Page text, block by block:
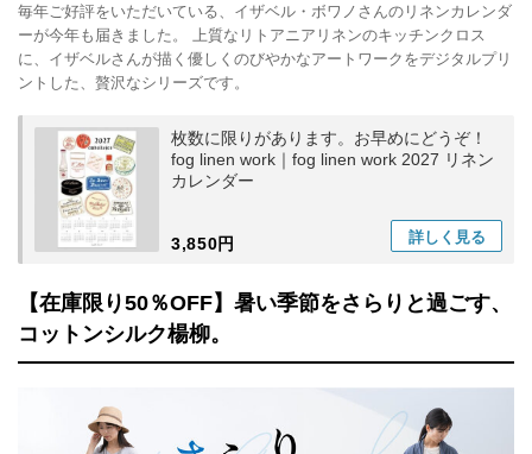
毎年ご好評をいただいている、イザベル・ボワノさんのリネンカレンダ
ーが今年も届きました。 上質なリトアニアリネンのキッチンクロス
に、イザベルさんが描く優しくのびやかなアートワークをデジタルプリ
ントした、贅沢なシリーズです。
枚数に限りがあります。お早めにどうぞ！
fog linen work｜fog linen work 2027 リネン
カレンダー
3,850円 詳しく 見る
【在庫限り50％OFF】暑い季節をさらりと過ごす、
コットンシルク楊柳。